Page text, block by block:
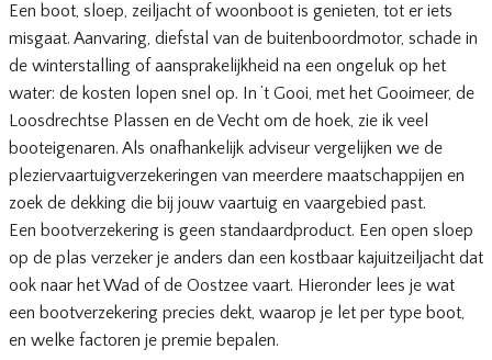
Een boot, sloep, zeiljacht of woonboot is genieten, tot er iets
misgaat. Aanvaring, diefstal van de buitenboordmotor, schade in
de winterstalling of aansprakelijkheid na een ongeluk op het
water: de kosten lopen snel op. In ’t Gooi, met het Gooimeer, de
Loosdrechtse Plassen en de Vecht om de hoek, zie ik veel
booteigenaren. Als onafhankelijk adviseur vergelijken we de
pleziervaartuigverzekeringen van meerdere maatschappijen en
zoek de dekking die bij jouw vaartuig en vaargebied past.
Een bootverzekering is geen standaardproduct. Een open sloep
op de plas verzeker je anders dan een kostbaar kajuitzeiljacht dat
ook naar het Wad of de Oostzee vaart. Hieronder lees je wat
een bootverzekering precies dekt, waarop je let per type boot,
en welke factoren je premie bepalen.